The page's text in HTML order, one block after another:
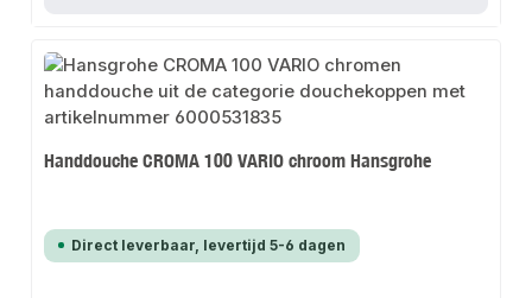
Handdouche CROMA 100 VARIO chroom Hansgrohe
Direct leverbaar, levertijd 5-6 dagen